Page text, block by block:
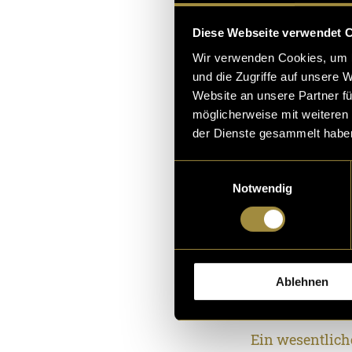
Diese Webseite verwendet
Wir verwenden Cookies,
und die Zugriffe auf unsere
Website an unsere Partner
möglicherweise mit
der Dienste gesammelt
Notwendig
Ablehnen
Die
sich ein
der
Ergebnisse
ihrer
Inhalte
Das
des Online-
Ein